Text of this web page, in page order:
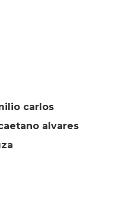
carlos
alvares